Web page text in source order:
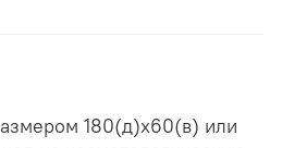
180(д)х60(в) или